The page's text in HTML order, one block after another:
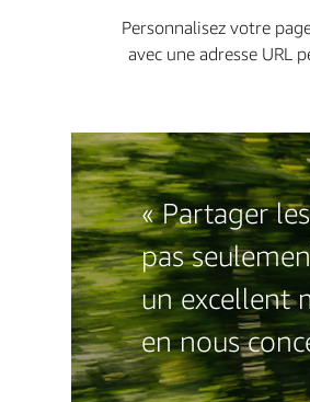
Personnalisez votre
avec une adresse URL
« Partager
pas
un excellent
en nous